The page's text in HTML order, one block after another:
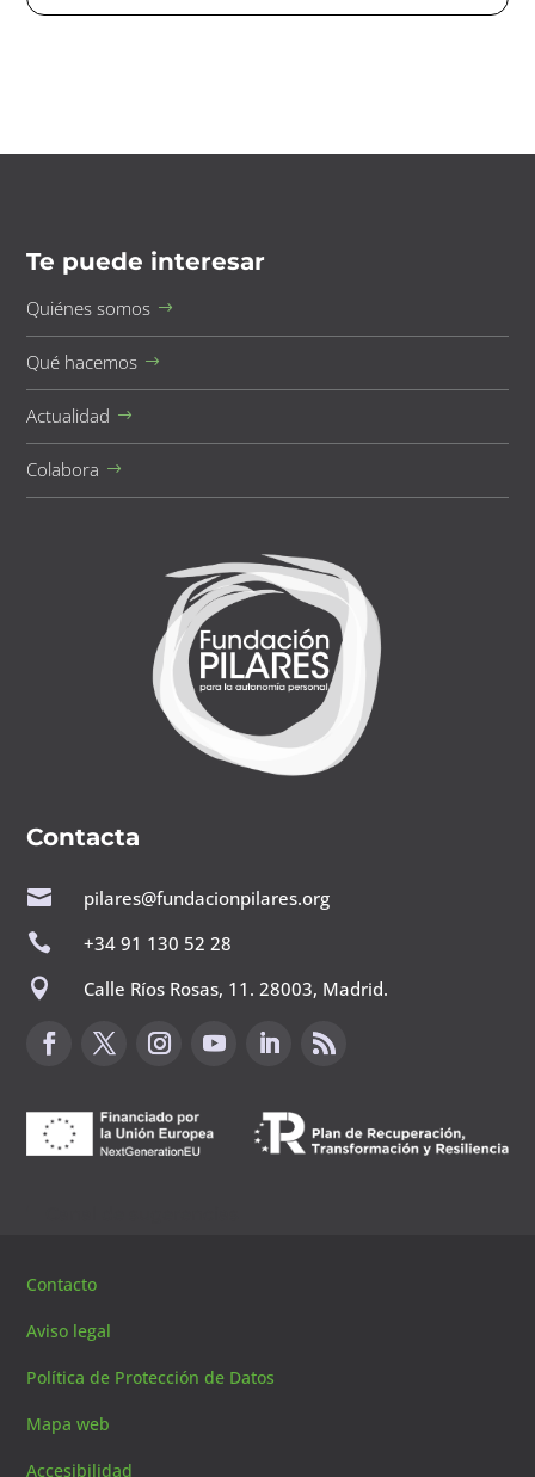
Te puede interesar
Quiénes somos
Qué hacemos
Actualidad
Colabora
Contacta

pilares@fundacionpilares.org

+34 91 130 52 28

Calle Ríos Rosas, 11. 28003, Madrid.
Contacto
Aviso legal
Política de Protección de Datos
Mapa web
Accesibilidad